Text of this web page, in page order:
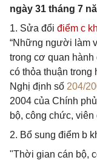
ngày 31 tháng 7
1. Sửa đổi điểm c
“Những người làm
trong cơ quan
có thỏa thuận
Nghị định số 204/
2004 của Chính
bộ, công chức,
2. Bổ sung điểm b
"Thời gian cán bộ,